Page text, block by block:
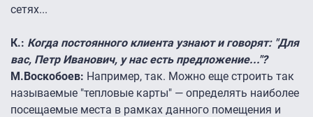
сетях...
К.: Когда постоянного клиента узнают и говорят: "Для
вас, Петр Иванович, у нас есть предложение..."?
М.Воскобоев: Например, так. Можно еще строить так
называемые "тепловые карты" — определять наиболее
посещаемые места в рамках данного помещения и